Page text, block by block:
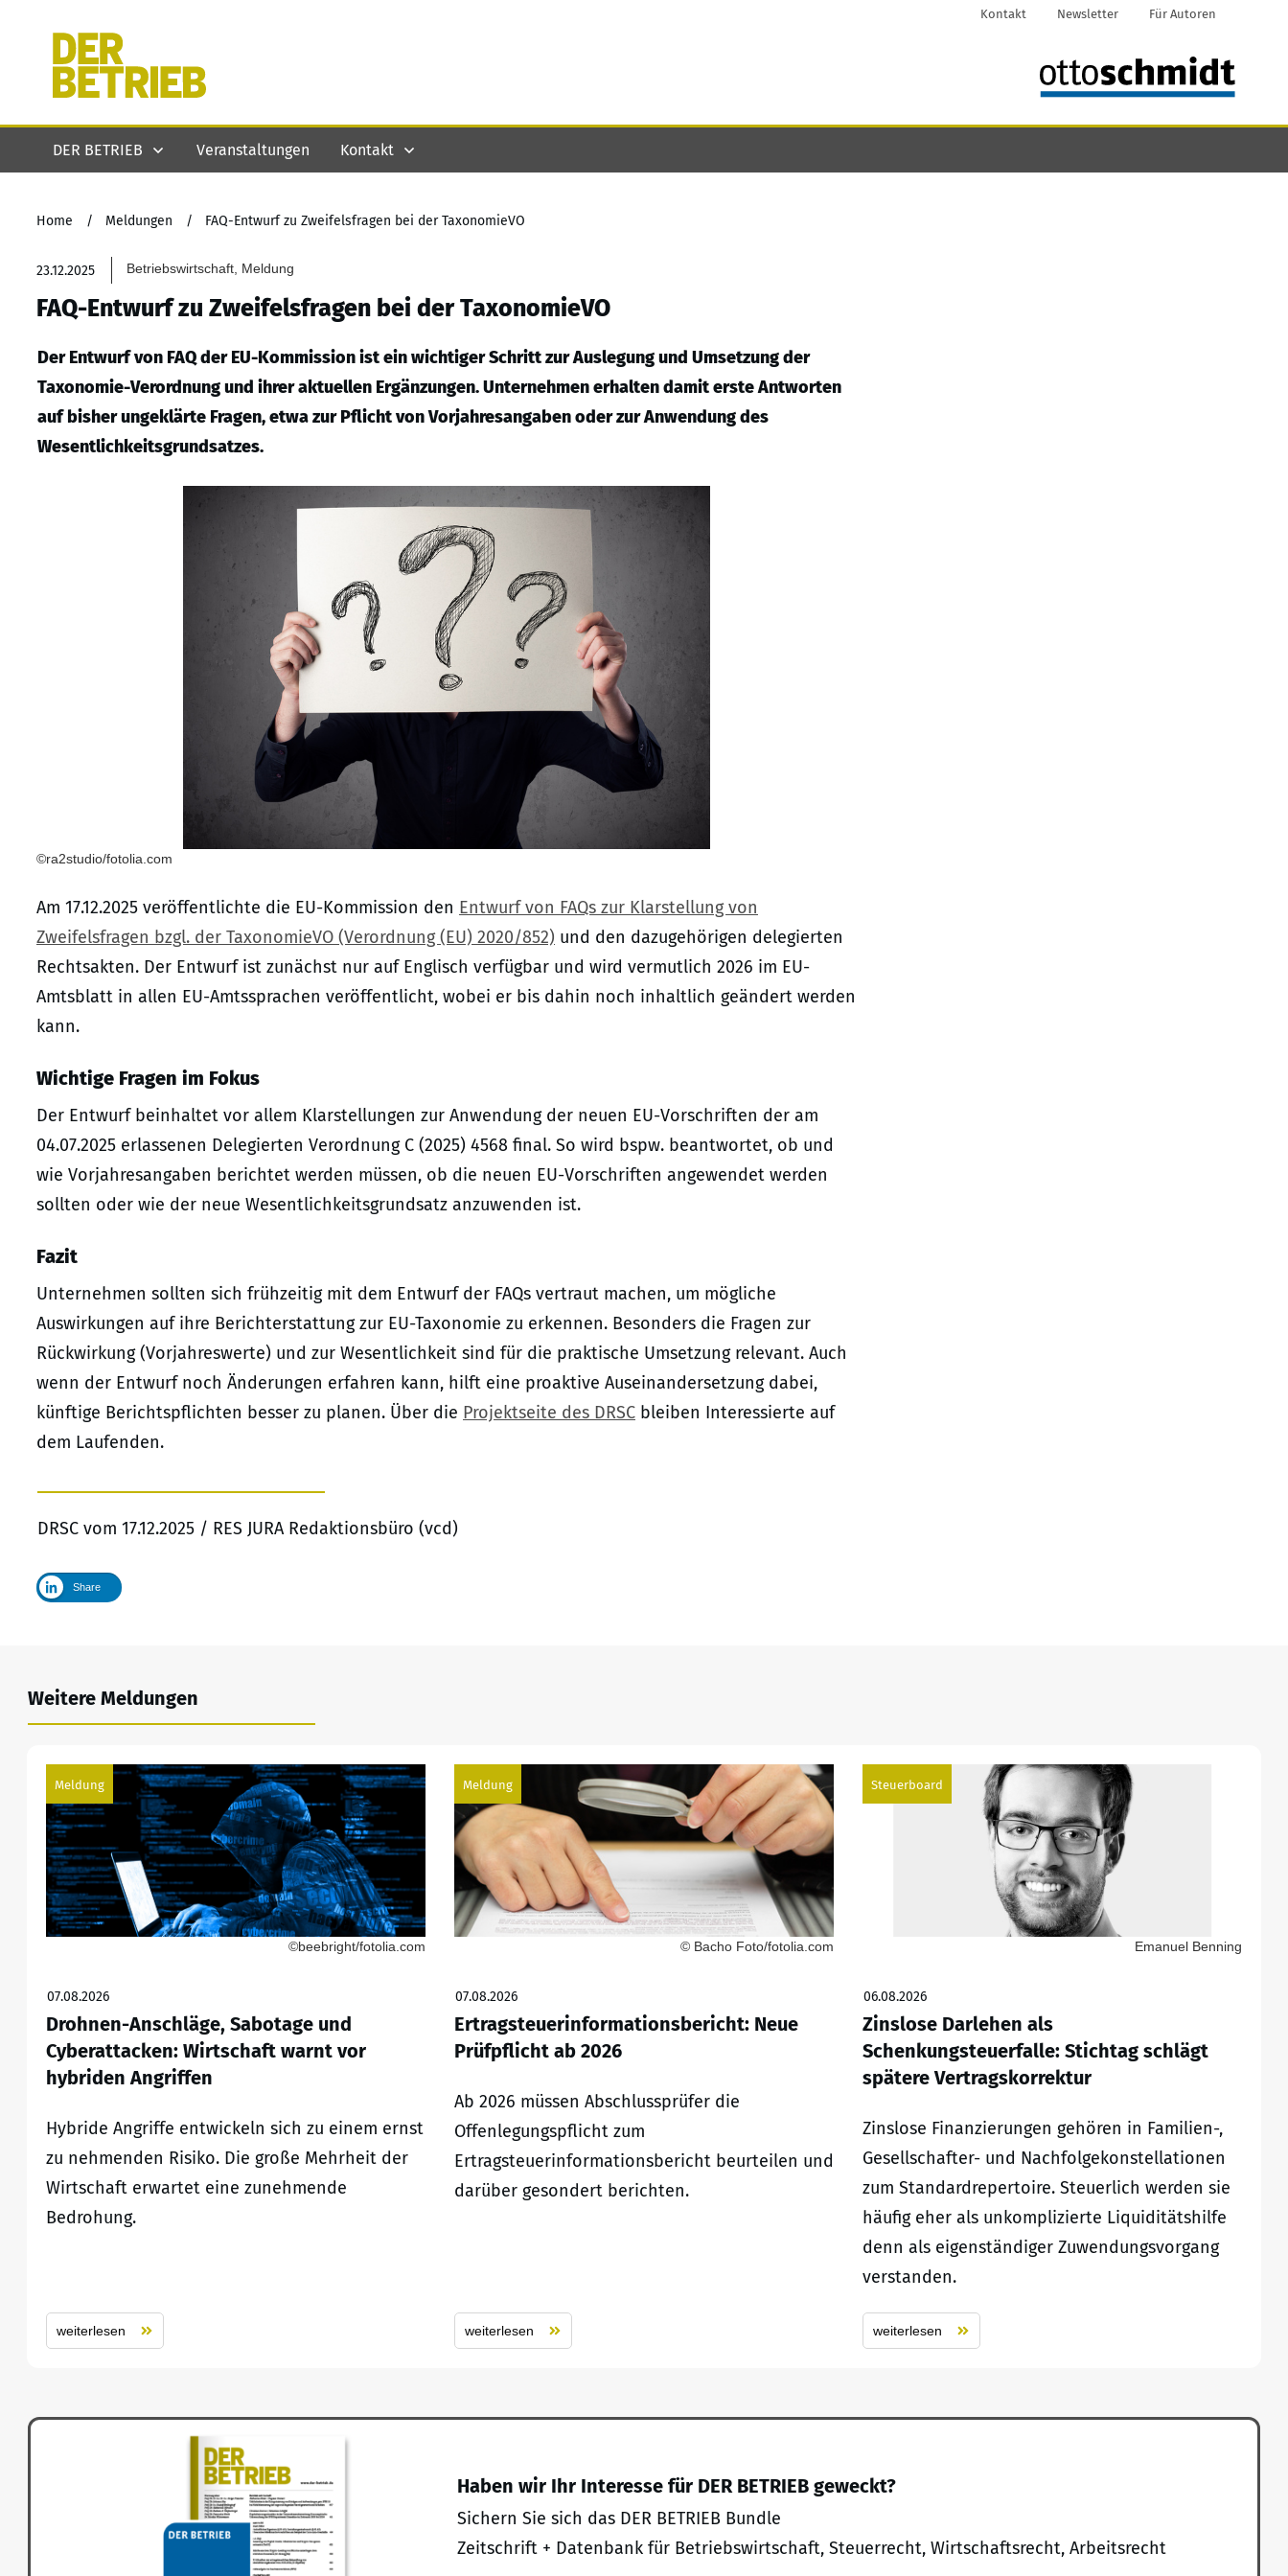
Kontakt Newsletter Für Autoren
DER BETRIEB Veranstaltungen Kontakt
Home / Meldungen / FAQ-Entwurf zu Zweifelsfragen bei der TaxonomieVO
23.12.2025 Betriebswirtschaft, Meldung
FAQ-Entwurf zu Zweifelsfragen bei der TaxonomieVO
Der Entwurf von FAQ der EU-Kommission ist ein wichtiger Schritt zur Auslegung und Umsetzung der
Taxonomie-Verordnung und ihrer aktuellen Ergänzungen. Unternehmen erhalten damit erste Antworten
auf bisher ungeklärte Fragen, etwa zur Pflicht von Vorjahresangaben oder zur Anwendung des
Wesentlichkeitsgrundsatzes.
©ra2studio/fotolia.com
Am 17.12.2025 veröffentlichte die EU-Kommission den Entwurf von FAQs zur Klarstellung von
Zweifelsfragen bzgl. der TaxonomieVO (Verordnung (EU) 2020/852) und den dazugehörigen delegierten
Rechtsakten. Der Entwurf ist zunächst nur auf Englisch verfügbar und wird vermutlich 2026 im EU-
Amtsblatt in allen EU-Amtssprachen veröffentlicht, wobei er bis dahin noch inhaltlich geändert werden
kann.
Wichtige Fragen im Fokus
Der Entwurf beinhaltet vor allem Klarstellungen zur Anwendung der neuen EU-Vorschriften der am
04.07.2025 erlassenen Delegierten Verordnung C (2025) 4568 final. So wird bspw. beantwortet, ob und
wie Vorjahresangaben berichtet werden müssen, ob die neuen EU-Vorschriften angewendet werden
sollten oder wie der neue Wesentlichkeitsgrundsatz anzuwenden ist.
Fazit
Unternehmen sollten sich frühzeitig mit dem Entwurf der FAQs vertraut machen, um mögliche
Auswirkungen auf ihre Berichterstattung zur EU-Taxonomie zu erkennen. Besonders die Fragen zur
Rückwirkung (Vorjahreswerte) und zur Wesentlichkeit sind für die praktische Umsetzung relevant. Auch
wenn der Entwurf noch Änderungen erfahren kann, hilft eine proaktive Auseinandersetzung dabei,
künftige Berichtspflichten besser zu planen. Über die Projektseite des DRSC bleiben Interessierte auf
dem Laufenden.
DRSC vom 17.12.2025 / RES JURA Redaktionsbüro (vcd)
Share
Weitere Meldungen
Meldung
©beebright/fotolia.com
07.08.2026
Drohnen-Anschläge, Sabotage und
Cyberattacken: Wirtschaft warnt vor
hybriden Angriffen
Hybride Angriffe entwickeln sich zu einem ernst
zu nehmenden Risiko. Die große Mehrheit der
Wirtschaft erwartet eine zunehmende
Bedrohung.
weiterlesen
Meldung
© Bacho Foto/fotolia.com
07.08.2026
Ertragsteuerinformationsbericht: Neue
Prüfpflicht ab 2026
Ab 2026 müssen Abschlussprüfer die
Offenlegungspflicht zum
Ertragsteuerinformationsbericht beurteilen und
darüber gesondert berichten.
weiterlesen
Steuerboard
Emanuel Benning
06.08.2026
Zinslose Darlehen als
Schenkungsteuerfalle: Stichtag schlägt
spätere Vertragskorrektur
Zinslose Finanzierungen gehören in Familien-,
Gesellschafter- und Nachfolgekonstellationen
zum Standardrepertoire. Steuerlich werden sie
häufig eher als unkomplizierte Liquiditätshilfe
denn als eigenständiger Zuwendungsvorgang
verstanden.
weiterlesen
Haben wir Ihr Interesse für DER BETRIEB geweckt?
Sichern Sie sich das DER BETRIEB Bundle
Zeitschrift + Datenbank für Betriebswirtschaft, Steuerrecht, Wirtschaftsrecht, Arbeitsrecht